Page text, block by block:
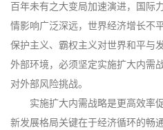
百年未有之大变局加速演进，国际
情影响广泛深远，世界经济增长不
保护主义、霸权主义对世界和平与
外部环境，必须坚定实施扩大内需
对外部风险挑战。
实施扩大内需战略是更高效率
新发展格局关键在于经济循环的畅